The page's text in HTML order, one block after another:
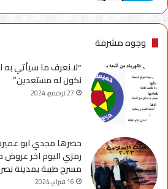
وجوه مشرفة
“لا نعرف ما سيأتي
نكون له مستعدين”
27 نوفمبر، 2024
حضرها مجدي ابو
رمزي اليوم اخر
مسرح طيبة بمدينة نصر
16 فبراير، 2024